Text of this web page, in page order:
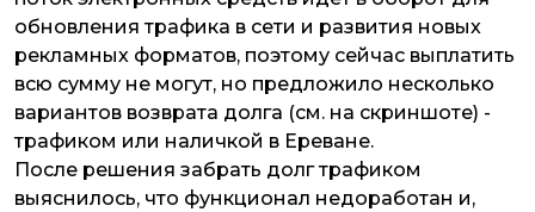
обновления трафика в сети и развития новых
рекламных форматов, поэтому сейчас выплатить
всю сумму не могут, но предложило несколько
вариантов возврата долга (см. на скриншоте) -
трафиком или наличкой в Ереване.
После решения забрать долг трафиком
выяснилось, что функционал недоработан и,